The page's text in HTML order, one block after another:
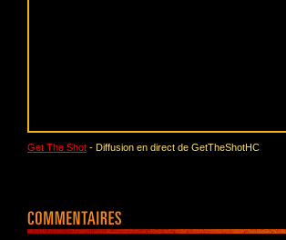
Get The Shot - Diffusion en direct de GetTheShotHC